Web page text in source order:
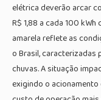
elétrica deverão arcar
R$ 1,88 a cada 100
amarela reflete as
o Brasil, caracterizadas
chuvas. A situação
exigindo o